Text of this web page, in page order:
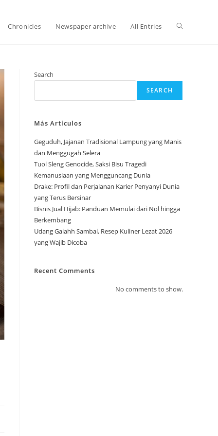
Chronicles Newspaper archive All Entries Toggle
search
Search
SEARCH
Más Artículos
Geguduh, Jajanan Tradisional Lampung yang Manis
dan Menggugah Selera
Tuol Sleng Genocide, Saksi Bisu Tragedi
Kemanusiaan yang Mengguncang Dunia
Drake: Profil dan Perjalanan Karier Penyanyi Dunia
yang Terus Bersinar
Bisnis Jual Hijab: Panduan Memulai dari Nol hingga
Berkembang
Udang Galahh Sambal, Resep Kuliner Lezat 2026
yang Wajib Dicoba
Recent Comments
No comments to show.